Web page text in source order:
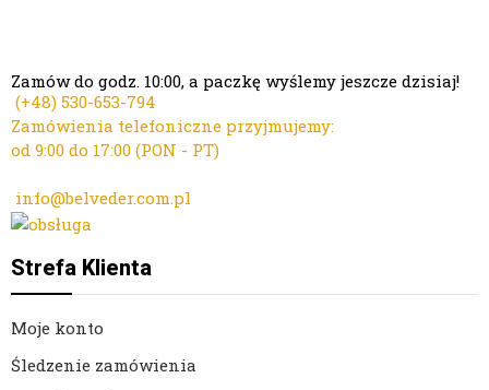
Zamów do godz. 10:00, a paczkę wyślemy jeszcze dzisiaj!
(+48) 530-653-794
Zamówienia telefoniczne przyjmujemy:
od 9:00 do 17:00 (PON - PT)
info@belveder.com.pl
Strefa Klienta
Moje konto
Śledzenie zamówienia